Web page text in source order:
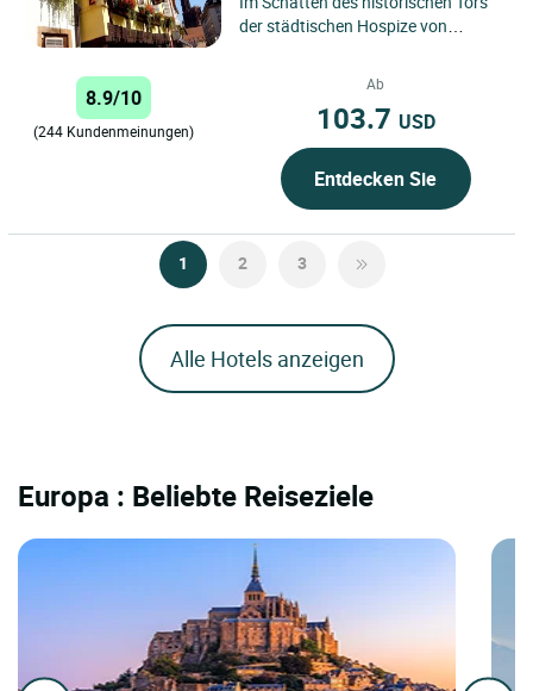
der städtischen Hospize von
d’Or“ in einem gemütlichen...
8.9/10
(244 Kundenmeinungen)
Ab
103.7 USD
Entdecken Sie
1 2 3
Alle Hotels anzeigen
Europa : Beliebte Reiseziele